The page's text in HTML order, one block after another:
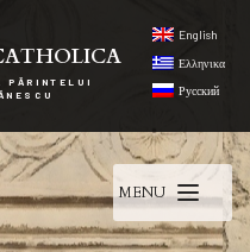
PĂRINTELUI
English
Ελληνικα
Русский
MENU